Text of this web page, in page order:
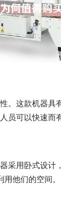
。这款机器
员可以快速而
采用卧式设
他们的空间。